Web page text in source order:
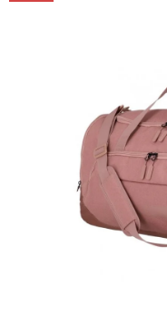
hviezdičiek.